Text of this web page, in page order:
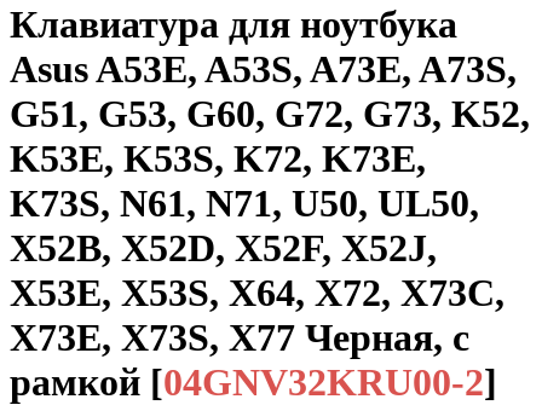
Клавиатура для ноутбука
Asus A53E, A53S, A73E, A73S,
G51, G53, G60, G72, G73, K52,
K53E, K53S, K72, K73E,
K73S, N61, N71, U50, UL50,
X52B, X52D, X52F, X52J,
X53E, X53S, X64, X72, X73C,
X73E, X73S, X77 Черная, с
рамкой [04GNV32KRU00-2]